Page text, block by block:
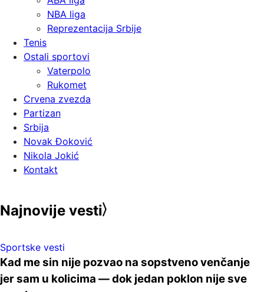
NBA liga
Reprezentacija Srbije
Tenis
Ostali sportovi
Vaterpolo
Rukomet
Crvena zvezda
Partizan
Srbija
Novak Đoković
Nikola Jokić
Kontakt
Najnovije vesti
Sportske vesti
Kad me sin nije pozvao na sopstveno venčanje
jer sam u kolicima — dok jedan poklon nije sve